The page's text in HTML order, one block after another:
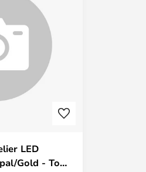
LED
Gold - Tom